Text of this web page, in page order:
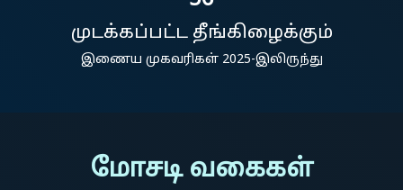
முடக்கப்பட்ட தீங்கிழைக்கும்
இணைய முகவரிகள் 2025-இலிருந்து
மோசடி வகைகள்